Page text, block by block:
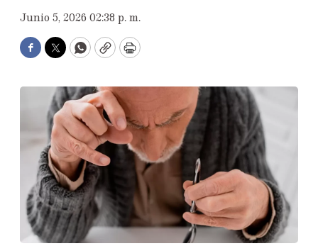
Junio 5, 2026 02:38 p. m.
Facebook
TwitterWhatsApp
CopyPrint